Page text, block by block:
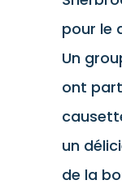
pour le
Un
ont
un
de la